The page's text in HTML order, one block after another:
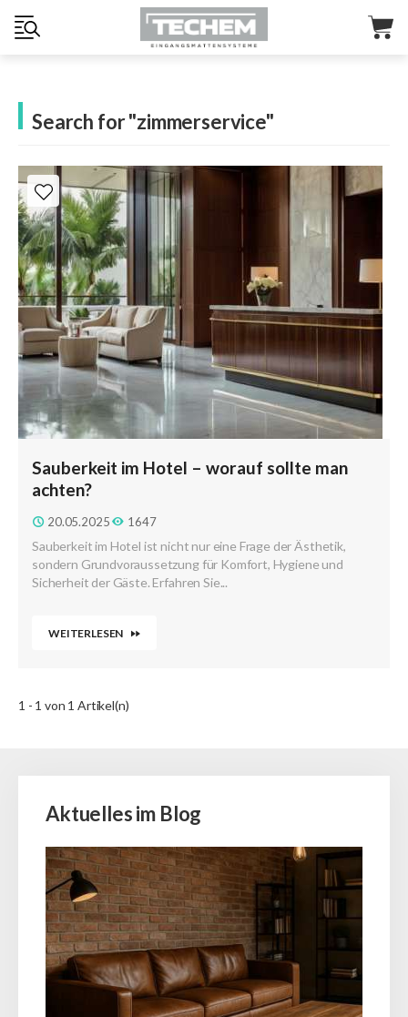
Search for "zimmerservice"
Sauberkeit im Hotel – worauf sollte man
achten?
20.05.2025 1647
Sauberkeit im Hotel ist nicht nur eine Frage der Ästhetik,
sondern Grundvoraussetzung für Komfort, Hygiene und
Sicherheit der Gäste. Erfahren Sie...
WEITERLESEN
1 - 1 von 1 Artikel(n)
Aktuelles im Blog